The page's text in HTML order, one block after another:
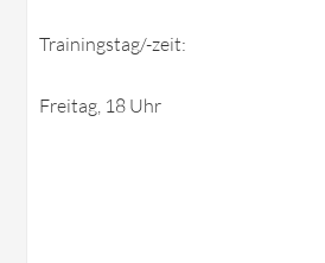
Trainingstag/-zeit:
Freitag, 18 Uhr